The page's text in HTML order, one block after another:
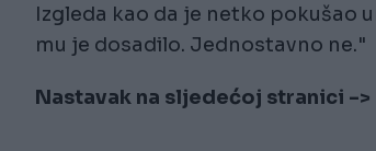
Izgleda kao da je netko pokušao
mu je dosadilo. Jednostavno ne."
Nastavak na sljedećoj stranici ->